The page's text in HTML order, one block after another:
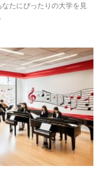
たにぴったりの大学を見